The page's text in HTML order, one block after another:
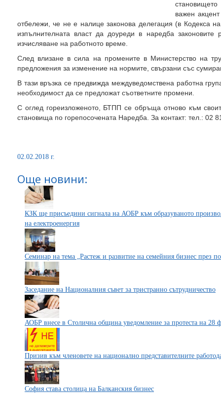
важен
отбележи, че не е налице законова делегация (в Кодекса
изпълнителната власт да доуреди в наредба законовите
изчисляване на работното време.
След влизане в сила на промените в Министерство на
предложения за изменение на нормите, свързани със
В тази връзка се предвижда междуведомствена работна
необходимост да се предложат съответните промени.
С оглед гореизложеното, БТПП се обръща отново към
становища по горепосочената Наредба. За контакт: тел.: 02
02.02.2018 г.
Още новини:
КЗК ще присъедини сигнала на АОБР към образуваното
на електроенергия
Cеминар на тема „Растеж и развитие на семейния бизнес през
Заседание на Националния съвет за тристранно сътрудничество
АОБР внесе в Столична община уведомление за протеста на 28
Призив към членовете на национално представителните
София става столица на Балканския бизнес